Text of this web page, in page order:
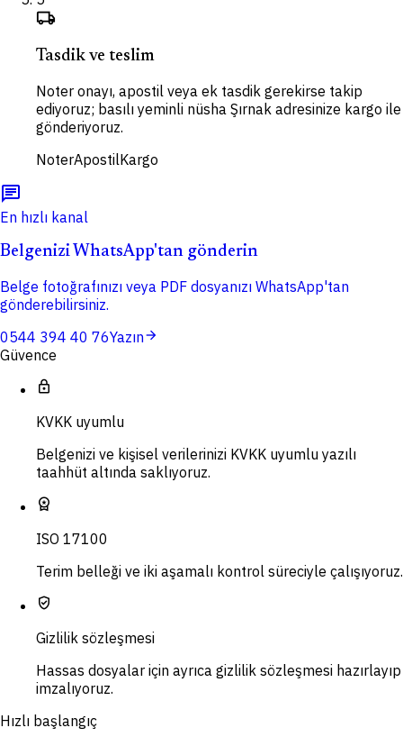
local_shipping
Tasdik ve teslim
Noter onayı, apostil veya ek tasdik gerekirse takip
ediyoruz; basılı yeminli nüsha Şırnak adresinize kargo ile
gönderiyoruz.
NoterApostilKargo
chat
En hızlı kanal
Belgenizi WhatsApp'tan gönderin
Belge fotoğrafınızı veya PDF dosyanızı WhatsApp'tan
gönderebilirsiniz.
0544 394 40 76Yazınarrow_forward
Güvence
lock
KVKK uyumlu
Belgenizi ve kişisel verilerinizi KVKK uyumlu yazılı
taahhüt altında saklıyoruz.
workspace_premium
ISO 17100
Terim belleği ve iki aşamalı kontrol süreciyle çalışıyoruz.
verified_user
Gizlilik sözleşmesi
Hassas dosyalar için ayrıca gizlilik sözleşmesi hazırlayıp
imzalıyoruz.
Hızlı başlangıç